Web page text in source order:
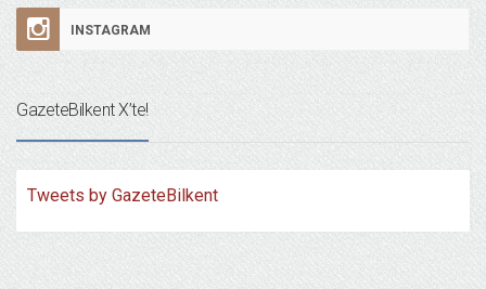
INSTAGRAM
GazeteBilkent X’te!
Tweets by GazeteBilkent